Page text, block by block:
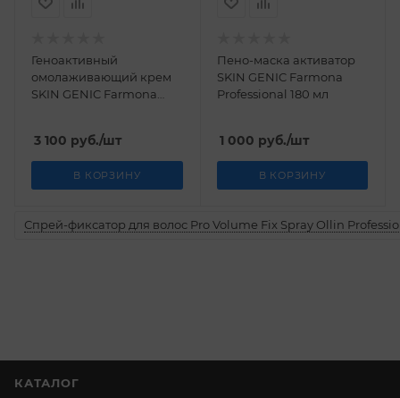
Геноактивный
омолаживающий крем
SKIN GENIC Farmona
3 100 руб./шт
В КОРЗИНУ
Пено-маска активатор
SKIN GENIC Farmona
Professional 180 мл
1 000 руб./шт
В КОРЗИНУ
Спрей-фиксатор для волос Pro Volume Fix Spray Ollin
КАТАЛОГ